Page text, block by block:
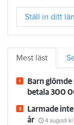
Ställ in ditt län
Mest läst
Barn
betala 300
Larmade
år
4 augusti kl